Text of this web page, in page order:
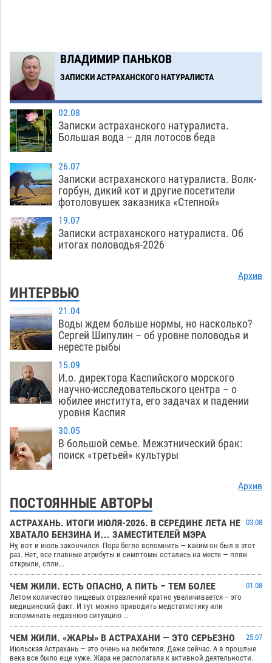
18:57
В Астрахани впервые открыли смену по
теории игр
ВЛАДИМИР ПАНЬКОВ
ЗАПИСКИ АСТРАХАНСКОГО НАТУРАЛИСТА
02.08
Записки астраханского натуралиста.
Большая вода – для лотосов беда
26.07
Записки астраханского натуралиста. Волк-
горбун, дикий кот и другие посетители
фотоловушек заказника «Степной»
19.07
Записки астраханского натуралиста. Об
итогах половодья-2026
Архив
ИНТЕРВЬЮ
21.04
Воды ждем больше нормы, но насколько?
Сергей Шипулин – об уровне половодья и
нересте рыбы
15.09
И.о. директора Каспийского морского
научно-исследовательского центра – о
юбилее института, его задачах и падении
уровня Каспия
30.05
В большой семье. Межэтнический брак:
поиск «третьей» культуры
Архив
ПОСТОЯННЫЕ АВТОРЫ
АСТРАХАНЬ. ИТОГИ ИЮЛЯ-2026. В СЕРЕДИНЕ ЛЕТА НЕ
ХВАТАЛО БЕНЗИНА И… ЗАМЕСТИТЕЛЕЙ МЭРА
03.08
Ну, вот и июль закончился. Пора бегло вспомнить — каким он был в этот
раз. Нет, все главные атрибуты и симптомы остались на месте — пляж
открыли, спли...
ЧЕМ ЖИЛИ. ЕСТЬ ОПАСНО, А ПИТЬ – ТЕМ БОЛЕЕ
01.08
Летом количество пищевых отравлений кратно увеличивается – это
медицинский факт. И тут можно приводить медстатистику или
вспоминать недавнюю ситуацию ...
ЧЕМ ЖИЛИ. «ЖАРЫ» В АСТРАХАНИ — ЭТО СЕРЬЕЗНО
25.07
Июльская Астрахань — это очень на любителя. Даже сейчас. А в прошлые
века все было еще хуже. Жара не располагала к активной деятельности.